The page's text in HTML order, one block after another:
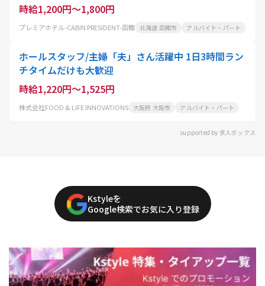
時給1,200円～1,800円
プレミアホテル-CABIN PRESIDENT-函館 北海道 函館市 アルバイト・パート
ホールスタッフ/主婦「夫」さん活躍中 1日3時間ラン
チタイムだけも大歓迎
時給1,220円～1,525円
株式会社FOOD & LIFE INNOVATIONS 大阪府 大阪市 アルバイト・パート
supported by 求人ボックス
Kstyleを
Google検索でお気に入り登録